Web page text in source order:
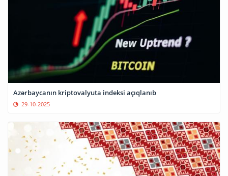
Azərbaycanın kriptovalyuta indeksi açıqlanıb
29-10-2025